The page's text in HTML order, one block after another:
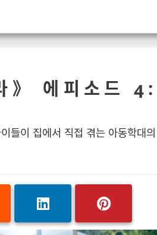
》 에피소드
들이 집에서 직접 겪는 아동학대